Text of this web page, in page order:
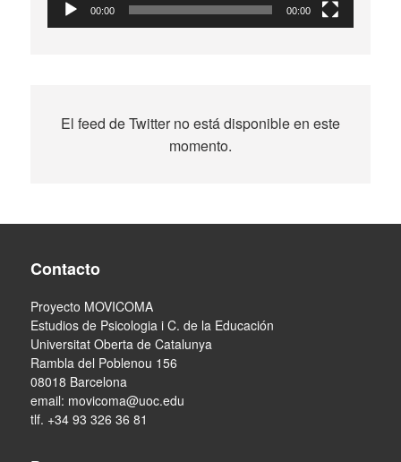
00:00 00:00
El feed de Twitter no está disponible en este
momento.
Contacto
Proyecto MOVICOMA
Estudios de Psicologia i C. de la Educación
Universitat Oberta de Catalunya
Rambla del Poblenou 156
08018 Barcelona
email: movicoma@uoc.edu
tlf. +34 93 326 36 81